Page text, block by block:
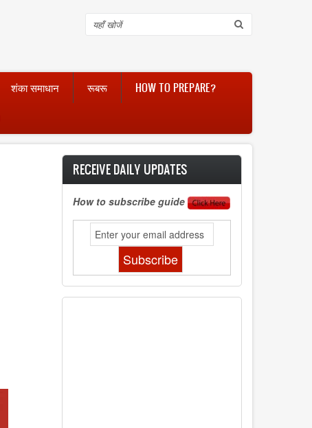
Search
शंका समाधान रूबरू HOW TO PREPARE?
RECEIVE DAILY UPDATES
How to subscribe guide